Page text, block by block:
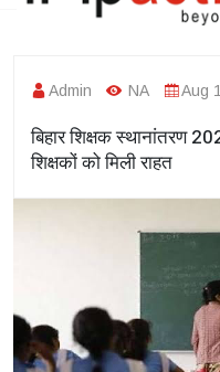
Admin NA Aug
बिहार शिक्षक स्थानांतरण
शिक्षकों को मिली राहत